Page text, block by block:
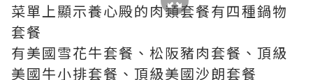
菜單上顯示養心殿的肉類套餐有四種鍋物
套餐
有美國雪花牛套餐、松阪豬肉套餐、頂級
美國牛小排套餐、頂級美國沙朗套餐